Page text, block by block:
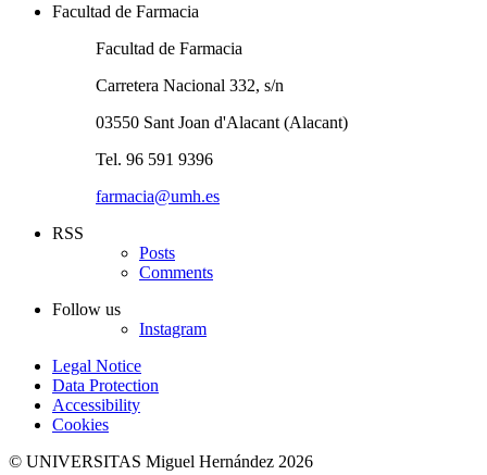
Facultad de Farmacia
Facultad de Farmacia
Carretera Nacional 332, s/n
03550 Sant Joan d'Alacant (Alacant)
Tel. 96 591 9396
farmacia@umh.es
RSS
Posts
Comments
Follow us
Instagram
Legal Notice
Data Protection
Accessibility
Cookies
© UNIVERSITAS Miguel Hernández 2026